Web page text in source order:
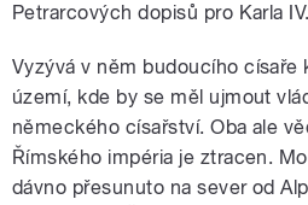
Petrarcových dopisů pro Karla
Vyzývá v něm budoucího císaře
území, kde by se měl ujmout
německého císařství. Oba ale
Římského impéria je ztracen.
dávno přesunuto na sever od